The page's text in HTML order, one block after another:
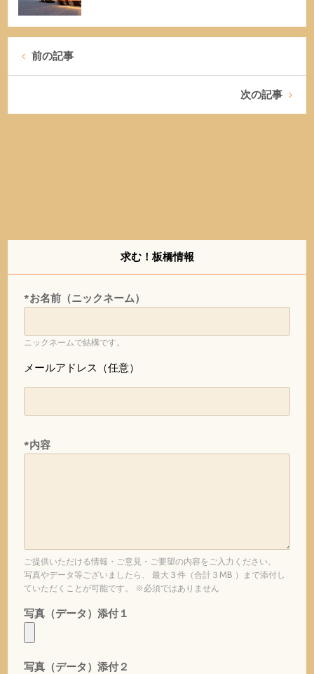
前の記事
次の記事
求む！板橋情報
*お名前（ニックネーム）
ニックネームで結構です。
メールアドレス（任意）
*内容
ご提供いただける情報・ご意見・ご要望の内容をご入力ください。
写真やデータ等ございましたら、 最大３件（合計３MB ）まで添付し
ていただくことが可能です。 ※必須ではありません
写真（データ）添付１
写真（データ）添付２